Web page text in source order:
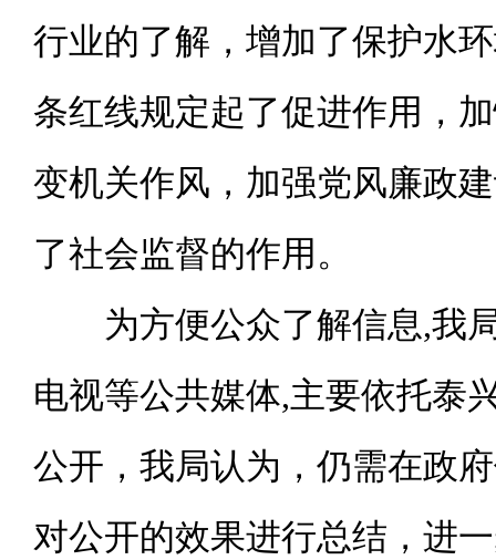
行业的了解，增加了保护水
条红线规定起了促进作用，
变机关作风，加强党风廉政
了社会监督的作用。
为方便公众了解信息,我
电视等公共媒体,主要依托泰
公开，我局认为，仍需在政
对公开的效果进行总结，进